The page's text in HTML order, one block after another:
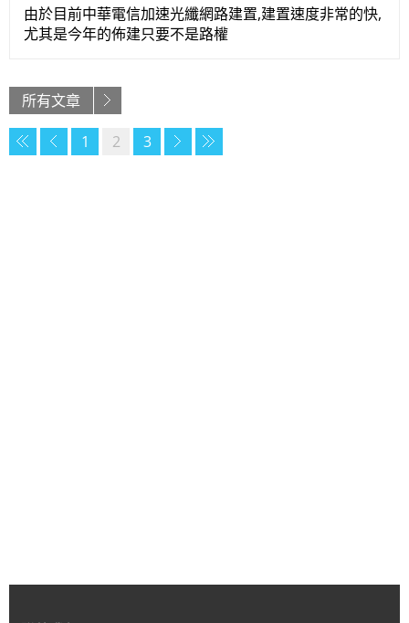
由於目前中華電信加速光纖網路建置,建置速度非常的快,
尤其是今年的佈建只要不是路權
所有文章
1 2 3